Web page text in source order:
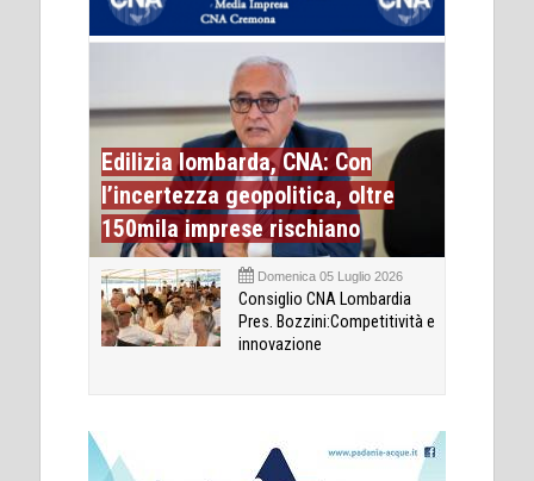
Edilizia lombarda, CNA: Con
l’incertezza geopolitica, oltre
150mila imprese rischiano
Domenica 05 Luglio 2026
Consiglio CNA Lombardia
Pres. Bozzini:Competitività e
innovazione